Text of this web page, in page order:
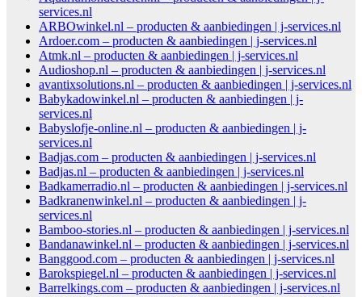
services.nl
ARBOwinkel.nl – producten & aanbiedingen | j-services.nl
Ardoer.com – producten & aanbiedingen | j-services.nl
Atmk.nl – producten & aanbiedingen | j-services.nl
Audioshop.nl – producten & aanbiedingen | j-services.nl
avantixsolutions.nl – producten & aanbiedingen | j-services.nl
Babykadowinkel.nl – producten & aanbiedingen | j-
services.nl
Babyslofje-online.nl – producten & aanbiedingen | j-
services.nl
Badjas.com – producten & aanbiedingen | j-services.nl
Badjas.nl – producten & aanbiedingen | j-services.nl
Badkamerradio.nl – producten & aanbiedingen | j-services.nl
Badkranenwinkel.nl – producten & aanbiedingen | j-
services.nl
Bamboo-stories.nl – producten & aanbiedingen | j-services.nl
Bandanawinkel.nl – producten & aanbiedingen | j-services.nl
Banggood.com – producten & aanbiedingen | j-services.nl
Barokspiegel.nl – producten & aanbiedingen | j-services.nl
Barrelkings.com – producten & aanbiedingen | j-services.nl